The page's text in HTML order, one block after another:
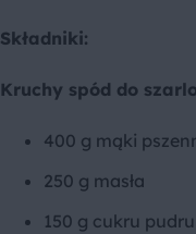
Składniki:
Kruchy spód do
400 g mąki
250 g masła
150 g cukru pudru